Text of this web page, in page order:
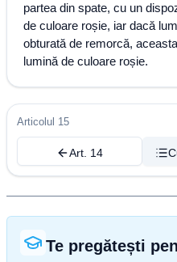
partea din spate, cu un
de culoare roșie, iar dacă
obturată de remorcă,
lumină de culoare roșie.
Articolul 15
Art. 14
Te pregătești